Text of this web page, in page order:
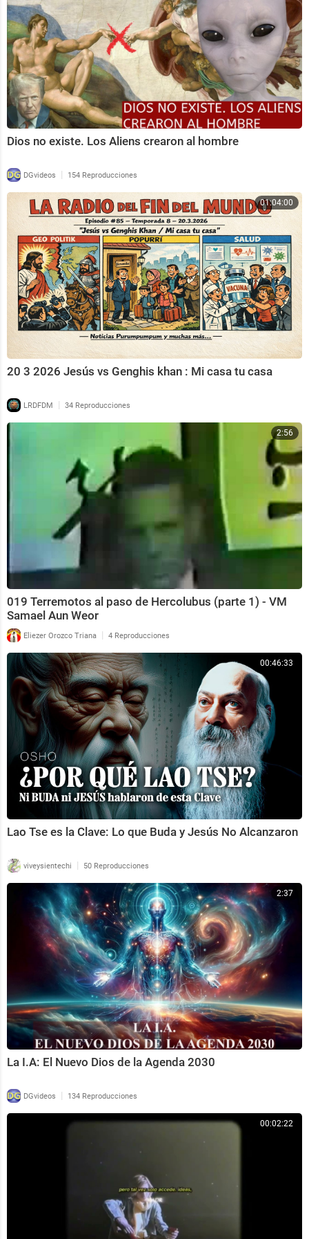
de las personas que se lee las descripciones de los vi
deos HASTA EL FINAL.
Déjame un comentario con un emoticono 💙 y si quier
es comenta lo que más te gustó de la información qu
e aparece en el VIDEO.
Me alegrarás el día!!!
...
Dios no existe. Los Aliens crearon al hombre
DGvideos | 154 Reproducciones
01:04:00
20 3 2026 Jesús vs Genghis khan : Mi casa tu casa
LRDFDM | 34 Reproducciones
2:56
019 Terremotos al paso de Hercolubus (parte 1) - VM
Samael Aun Weor
Eliezer Orozco Triana | 4 Reproducciones
00:46:33
Lao Tse es la Clave: Lo que Buda y Jesús No Alcanzaron
viveysientechi | 50 Reproducciones
2:37
La I.A: El Nuevo Dios de la Agenda 2030
DGvideos | 134 Reproducciones
00:02:22